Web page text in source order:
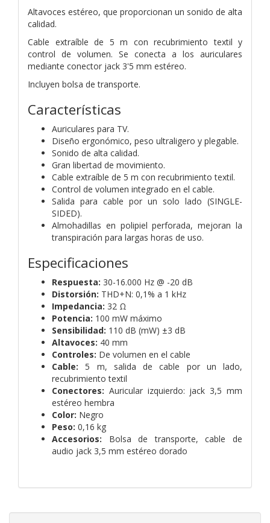
Altavoces estéreo, que proporcionan un sonido de alta
calidad.
Cable extraíble de 5 m con recubrimiento textil y
control de volumen. Se conecta a los auriculares
mediante conector jack 3'5 mm estéreo.
Incluyen bolsa de transporte.
Características
Auriculares para TV.
Diseño ergonómico, peso ultraligero y plegable.
Sonido de alta calidad.
Gran libertad de movimiento.
Cable extraíble de 5 m con recubrimiento textil.
Control de volumen integrado en el cable.
Salida para cable por un solo lado (SINGLE-
SIDED).
Almohadillas en polipiel perforada, mejoran la
transpiración para largas horas de uso.
Especificaciones
Respuesta: 30-16.000 Hz @ -20 dB
Distorsión: THD+N: 0,1% a 1 kHz
Impedancia: 32 Ω
Potencia: 100 mW máximo
Sensibilidad: 110 dB (mW) ±3 dB
Altavoces: 40 mm
Controles: De volumen en el cable
Cable: 5 m, salida de cable por un lado,
recubrimiento textil
Conectores: Auricular izquierdo: jack 3,5 mm
estéreo hembra
Color: Negro
Peso: 0,16 kg
Accesorios: Bolsa de transporte, cable de
audio jack 3,5 mm estéreo dorado